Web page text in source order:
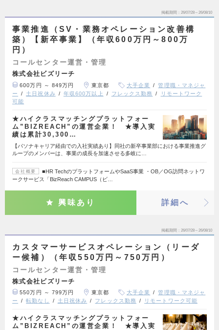
掲載期間 26/07/28～26/08/10
事業推進（SV・業務オペレーション改善構
築）【新卒事業】（年収600万円～800万
円）
コールセンター運営・管理
株式会社ビズリーチ
600万円 ～ 849万円 東京都 大手企業
管理職・マネジャ
ー
土日祝休み 年収600万以上 フレックス勤務
リモートワーク
可能
★ハイクラスマッチングプラットフォー
ム”BIZREACH”の運営企業！ ★導入実
績は累計30,300…
【パソナキャリア経由での入社実績あり】同社の新卒事業部における事業推進グ
ループのメンバーは、事業の成長を加速させる多岐に…
会社概要
■HR TechのプラットフォームやSaaS事業 ・OB／OG訪問ネットワ
ークサービス「BizReach CAMPUS（ビ…
興味あり 詳細へ
掲載期間 26/07/28～26/08/10
カスタマーサービスオペレーション（リーダ
ー候補）（年収550万円～750万円）
コールセンター運営・管理
株式会社ビズリーチ
550万円 ～ 799万円 東京都 大手企業
管理職・マネジャ
ー
転勤なし 土日祝休み フレックス勤務 リモートワーク可能
★ハイクラスマッチングプラットフォー
ム”BIZREACH”の運営企業！ ★導入実